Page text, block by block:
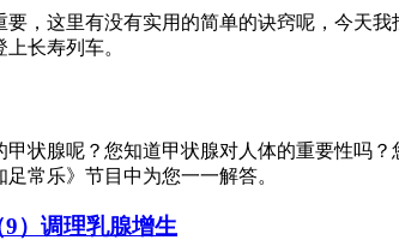
要，这里有没有实用的简单的诀窍呢，今天
长寿列车。
甲状腺呢？您知道甲状腺对人体的重要性吗
常乐》节目中为您一一解答。
）调理乳腺增生